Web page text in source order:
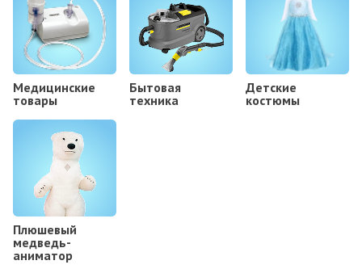
Медицинские
товары
Бытовая
техника
Детские
костюмы
Плюшевый
медведь-
аниматор